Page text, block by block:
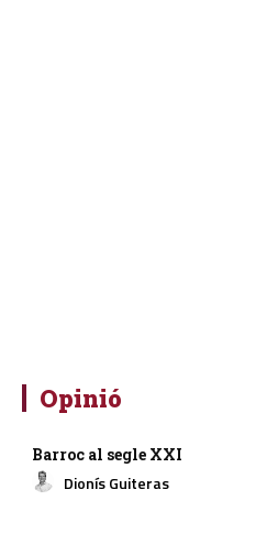
Opinió
Barroc al segle XXI
Dionís Guiteras